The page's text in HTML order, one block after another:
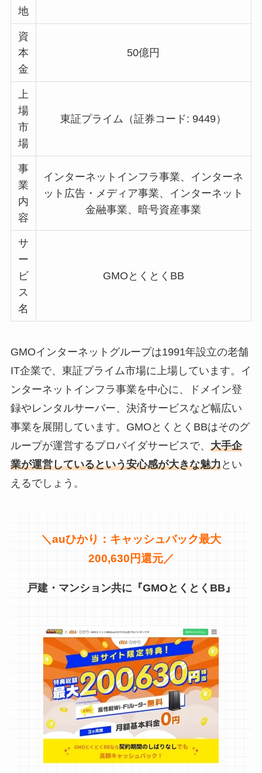
地
資
本
金
50億円
上
場
市
場
東証プライム（証券コード: 9449）
事
業
内
容
インターネットインフラ事業、インターネ
ット広告・メディア事業、インターネット
金融事業、暗号資産事業
サ
ー
ビ
ス
名
GMOとくとくBB
GMOインターネットグループは1991年設立の老舗
IT企業で、東証プライム市場に上場しています。イ
ンターネットインフラ事業を中心に、ドメイン登
録やレンタルサーバー、決済サービスなど幅広い
事業を展開しています。GMOとくとくBBはそのグ
ループが運営するプロバイダサービスで、 大手企
業が運営しているという安心感が大きな魅力とい
えるでしょう。
＼auひかり：キャッシュバック最大
200,630円還元／
戸建・マンション共に『GMOとくとくBB』